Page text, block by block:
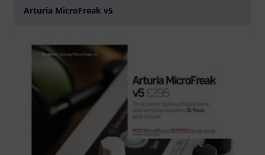
Arturia MicroFreak v5